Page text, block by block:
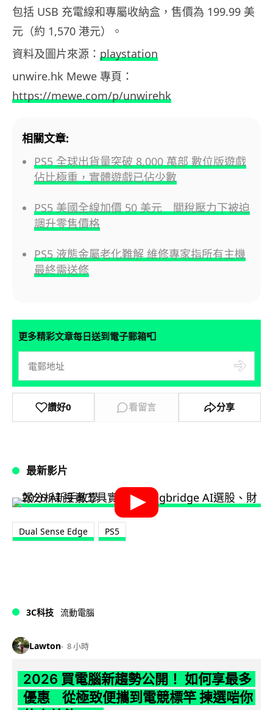
包括 USB 充電線和專屬收納盒，售價為 199.99 美
元（約 1,570 港元）。
資料及圖片來源： playstation
unwire.hk Mewe 專頁：
https://mewe.com/p/unwirehk
相關文章:
PS5 全球出貨量突破 8,000 萬部 數位版遊戲
佔比極重，實體遊戲已佔少數
PS5 美國全線加價 50 美元 關稅壓力下被迫
調升零售價格
PS5 液態金屬老化難解 維修專家指所有主機
最終需送修
更多精彩文章每日送到電子郵箱📮
讚好0 看留言 分享
最新影片
Dual Sense Edge PS5
3C科技 流動電腦
Lawton 8 小時
2026 買電腦新趨勢公開！ 如何享最多
優惠 從極致便攜到電競標竿 揀選啱你